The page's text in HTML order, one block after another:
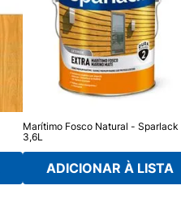
Marítimo Fosco Natural - Sparlack
3,6L
ADICIONAR À LISTA